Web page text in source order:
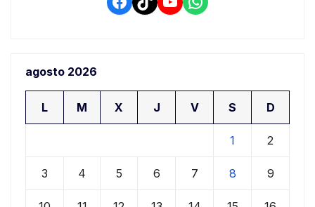
agosto 2026
L M X J V S D
1 2
3 4 5 6 7 8 9